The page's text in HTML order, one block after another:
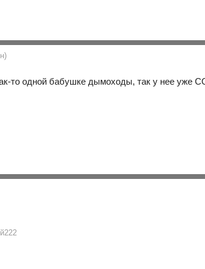
то одной бабушке дымоходы, так у нее уже